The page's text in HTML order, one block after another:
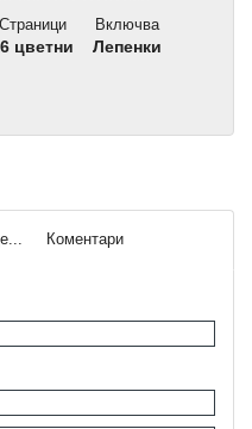
Страници
цветни
Включва
Лепенки
Коментари